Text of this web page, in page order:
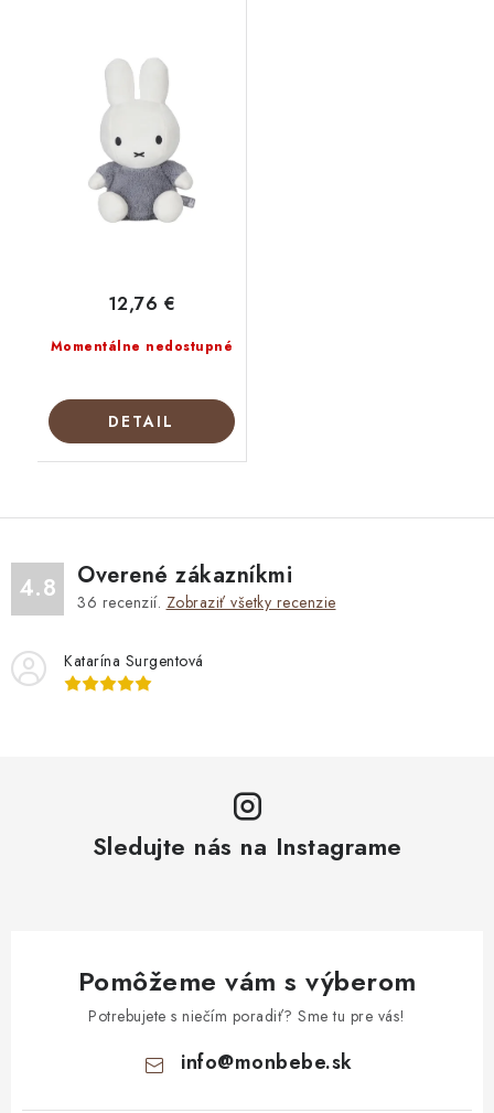
Momentálne nedostupné
12,76 €
DETAIL
4.8 Overené zákazníkmi
36 recenzií. Zobraziť všetky recenzie
Katarína Surgentová
Sledujte nás na Instagrame
Pomôžeme vám s výberom
Potrebujete s niečím poradiť? Sme tu pre vás!
info@monbebe.sk